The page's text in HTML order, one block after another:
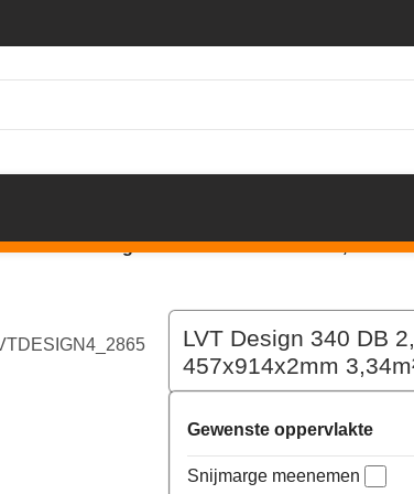
2865 Bright Conc. 457x914x2mm 3,34m²
LVT Design 340 DB
457x914x2mm
Gewenste oppervlakte
Snijmarge meenemen